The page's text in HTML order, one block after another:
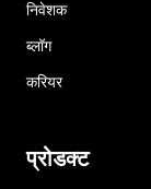
निवेशक
ब्लॉग
करियर
प्रोडक्ट